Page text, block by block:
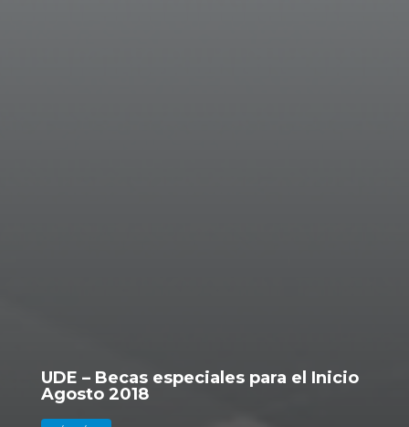
UDE – Becas especiales para el Inicio
Agosto 2018